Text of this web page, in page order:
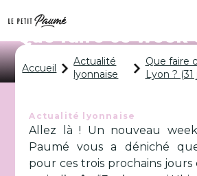
Que faire ce
Lyon ? (31 juillet-2
Accueil
Actualité
lyonnaise
Que faire
Lyon ?
Actualité lyonnaise
Allez là ! Un nouveau
Paumé vous a déniché
pour ces trois prochains